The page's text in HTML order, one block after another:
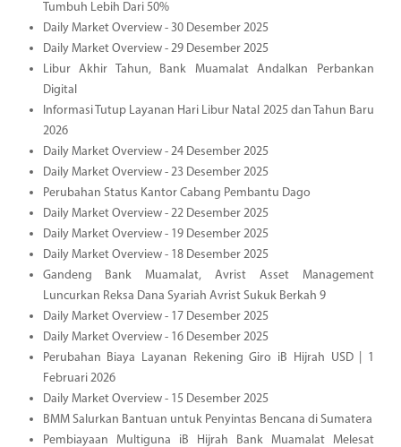
Tumbuh Lebih Dari 50%
Daily Market Overview - 30 Desember 2025
Daily Market Overview - 29 Desember 2025
Libur Akhir Tahun, Bank Muamalat Andalkan Perbankan
Digital
Informasi Tutup Layanan Hari Libur Natal 2025 dan Tahun Baru
2026
Daily Market Overview - 24 Desember 2025
Daily Market Overview - 23 Desember 2025
Perubahan Status Kantor Cabang Pembantu Dago
Daily Market Overview - 22 Desember 2025
Daily Market Overview - 19 Desember 2025
Daily Market Overview - 18 Desember 2025
Gandeng Bank Muamalat, Avrist Asset Management
Luncurkan Reksa Dana Syariah Avrist Sukuk Berkah 9
Daily Market Overview - 17 Desember 2025
Daily Market Overview - 16 Desember 2025
Perubahan Biaya Layanan Rekening Giro iB Hijrah USD | 1
Februari 2026
Daily Market Overview - 15 Desember 2025
BMM Salurkan Bantuan untuk Penyintas Bencana di Sumatera
Pembiayaan Multiguna iB Hijrah Bank Muamalat Melesat